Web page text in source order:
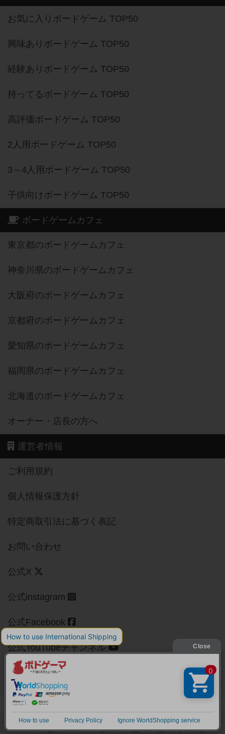
お気に入りボードゲーム TOP50
興味ありボードゲーム TOP50
経験ありボードゲーム TOP50
持ってるボードゲーム TOP50
高評価ボードゲーム TOP50
2人用ボードゲーム TOP50
3～4人用ボードゲーム TOP50
子供向けボードゲーム TOP50
ボードゲームカフェ
東京都のボードゲームカフェ
神奈川県のボードゲームカフェ
大阪府のボードゲームカフェ
京都府のボードゲームカフェ
愛知県のボードゲームカフェ
福岡県のボードゲームカフェ
北海道のボードゲームカフェ
オーナー・店長の方へ
運営者情報
ご利用規約
個人情報保護方針
特定商取引法に基づく表記
お問い合わせ
公式X
公式instagram
公式Facebook
公式YouTubeチャンネル